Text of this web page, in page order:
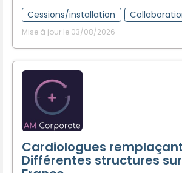
Cessions/installation
Mise à jour le 03/08/2026
Cardiologues
Différentes structures